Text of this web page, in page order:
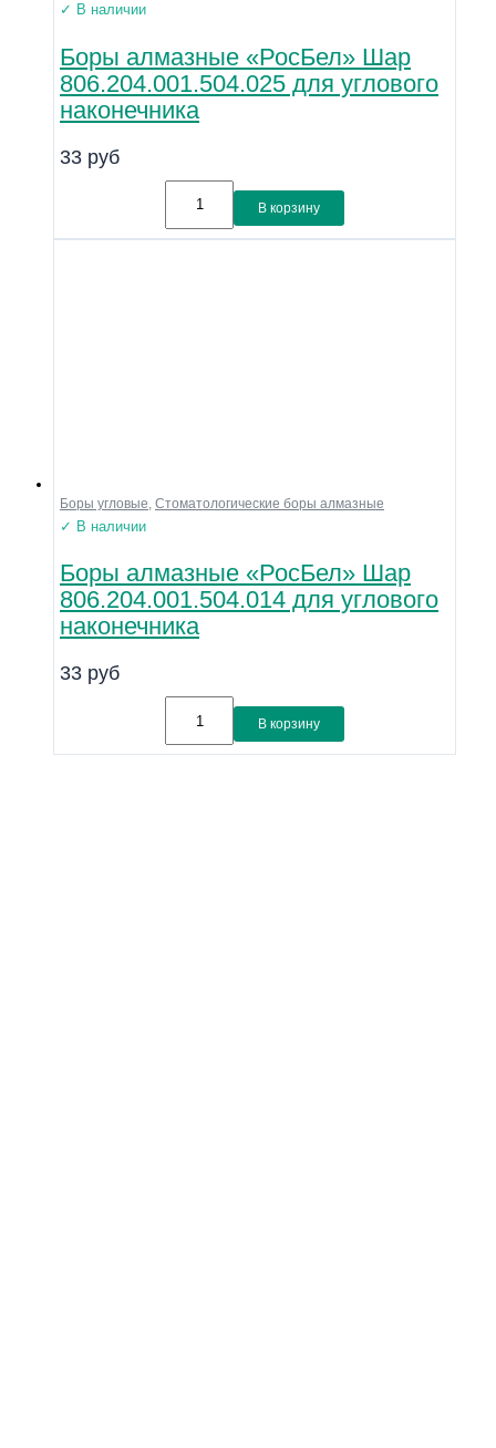
✓ В наличии
Боры алмазные «РосБел» Шар
806.204.001.504.025 для углового
наконечника
33 руб
В корзину
Боры угловые Стоматологические боры алмазные
✓ В наличии
Боры алмазные «РосБел» Шар
806.204.001.504.014 для углового
наконечника
33 руб
В корзину